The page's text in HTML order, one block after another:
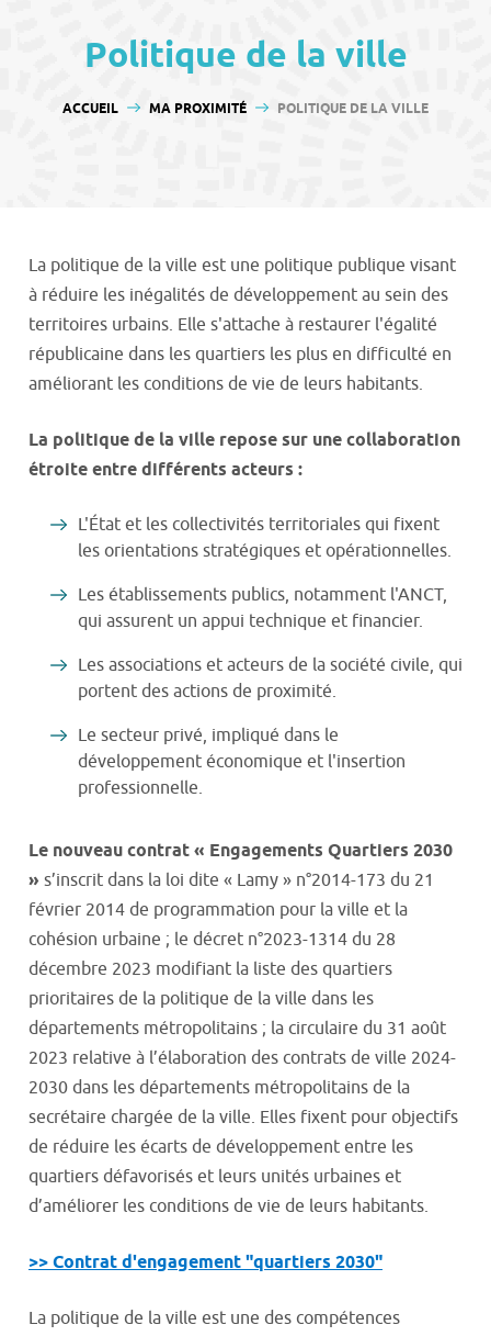
Politique de la ville
VOUS ÊTES ICI :
ACCUEIL MA PROXIMITÉ POLITIQUE DE LA VILLE
La politique de la ville est une politique publique visant
à réduire les inégalités de développement au sein des
territoires urbains. Elle s'attache à restaurer l'égalité
républicaine dans les quartiers les plus en difficulté en
améliorant les conditions de vie de leurs habitants.
La politique de la ville repose sur une collaboration
étroite entre différents acteurs :
L'État et les collectivités territoriales qui fixent
les orientations stratégiques et opérationnelles.
Les établissements publics, notamment l'ANCT,
qui assurent un appui technique et financier.
Les associations et acteurs de la société civile, qui
portent des actions de proximité.
Le secteur privé, impliqué dans le
développement économique et l'insertion
professionnelle.
Le nouveau contrat « Engagements Quartiers 2030
» s’inscrit dans la loi dite « Lamy » n°2014-173 du 21
février 2014 de programmation pour la ville et la
cohésion urbaine ; le décret n°2023-1314 du 28
décembre 2023 modifiant la liste des quartiers
prioritaires de la politique de la ville dans les
départements métropolitains ; la circulaire du 31 août
2023 relative à l’élaboration des contrats de ville 2024-
2030 dans les départements métropolitains de la
secrétaire chargée de la ville. Elles fixent pour objectifs
de réduire les écarts de développement entre les
quartiers défavorisés et leurs unités urbaines et
d’améliorer les conditions de vie de leurs habitants.
>> Contrat d'engagement "quartiers 2030"
La politique de la ville est une des compétences